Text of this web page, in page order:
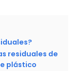
residuales de
plástico